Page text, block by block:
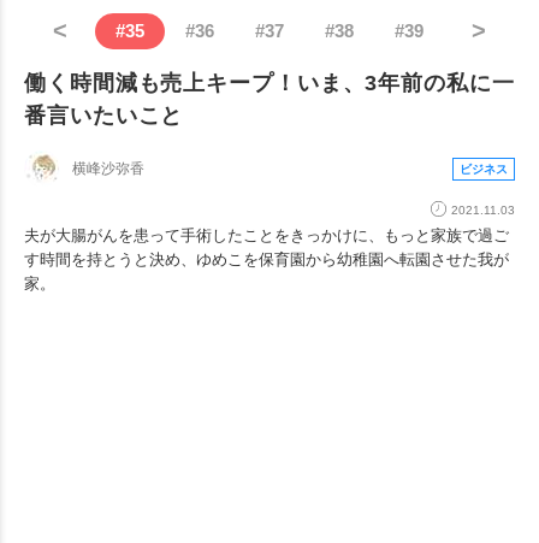
< #35 #36 #37 #38 #39 >
働く時間減も売上キープ！いま、3年前の私に一
番言いたいこと
横峰沙弥香 ビジネス
2021.11.03
夫が大腸がんを患って手術したことをきっかけに、もっと家族で過ご
す時間を持とうと決め、ゆめこを保育園から幼稚園へ転園させた我が
家。